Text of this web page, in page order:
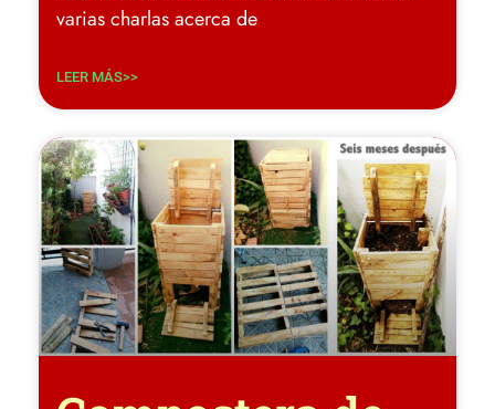
varias charlas acerca de
LEER MÁS>>